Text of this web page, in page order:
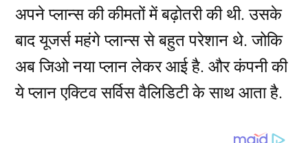
अपने प्लान्स की कीमतों में बढ़ोतरी की थी. उसके
बाद यूजर्स महंगे प्लान्स से बहुत परेशान थे. जोकि
अब जिओ नया प्लान लेकर आई है. और कंपनी की
ये प्लान एक्टिव सर्विस वैलिडिटी के साथ आता है.